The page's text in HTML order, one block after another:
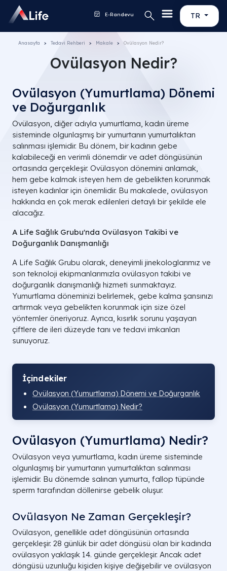
TR
E-Randevu
Anasayfa Tedavi Rehberi Makale Ovülasyon Nedir?
Ovülasyon Nedir?
Ovülasyon (Yumurtlama) Dönemi
ve Doğurganlık
Ovülasyon, diğer adıyla yumurtlama, kadın üreme
sisteminde olgunlaşmış bir yumurtanın yumurtalıktan
salınması işlemidir. Bu dönem, bir kadının gebe
kalabileceği en verimli dönemdir ve adet döngüsünün
ortasında gerçekleşir. Ovülasyon dönemini anlamak,
hem gebe kalmak isteyen hem de gebelikten korunmak
isteyen kadınlar için önemlidir. Bu makalede, ovülasyon
hakkında en çok merak edilenleri detaylı bir şekilde ele
alacağız.
A Life Sağlık Grubu'nda Ovülasyon Takibi ve
Doğurganlık Danışmanlığı
A Life Sağlık Grubu olarak, deneyimli jinekologlarımız ve
son teknoloji ekipmanlarımızla ovülasyon takibi ve
doğurganlık danışmanlığı hizmeti sunmaktayız.
Yumurtlama döneminizi belirlemek, gebe kalma şansınızı
artırmak veya gebelikten korunmak için size özel
yöntemler öneriyoruz. Ayrıca, kısırlık sorunu yaşayan
çiftlere de ileri düzeyde tanı ve tedavi imkanları
sunuyoruz.
İçindekiler
Ovülasyon (Yumurtlama) Dönemi ve Doğurganlık
Ovülasyon (Yumurtlama) Nedir?
Ovülasyon (Yumurtlama) Nedir?
Ovülasyon veya yumurtlama, kadın üreme sisteminde
olgunlaşmış bir yumurtanın yumurtalıktan salınması
işlemidir. Bu dönemde salınan yumurta, fallop tüpünde
sperm tarafından döllenirse gebelik oluşur.
Ovülasyon Ne Zaman Gerçekleşir?
Ovülasyon, genellikle adet döngüsünün ortasında
gerçekleşir. 28 günlük bir adet döngüsü olan bir kadında
ovülasyon yaklaşık 14. günde gerçekleşir. Ancak adet
döngüsü uzunluğu kişiden kişiye değişebilir ve ovülasyon